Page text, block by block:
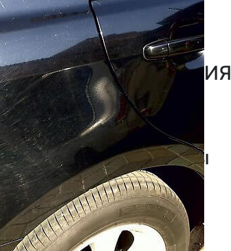
Toyota Camry
СРОК ИСПОЛНЕНИЯ
1 день
стоимость работы
от 3000 руб.
заказать похожую услугу